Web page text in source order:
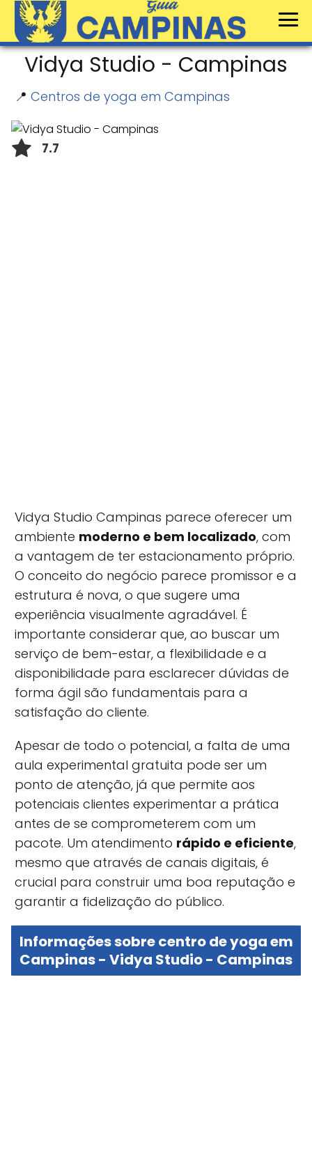
Vidya Studio - Campinas
📍 Centros de yoga em Campinas
7.7
Vidya Studio Campinas parece oferecer um
ambiente moderno e bem localizado, com
a vantagem de ter estacionamento próprio.
O conceito do negócio parece promissor e a
estrutura é nova, o que sugere uma
experiência visualmente agradável. É
importante considerar que, ao buscar um
serviço de bem-estar, a flexibilidade e a
disponibilidade para esclarecer dúvidas de
forma ágil são fundamentais para a
satisfação do cliente.
Apesar de todo o potencial, a falta de uma
aula experimental gratuita pode ser um
ponto de atenção, já que permite aos
potenciais clientes experimentar a prática
antes de se comprometerem com um
pacote. Um atendimento rápido e eficiente,
mesmo que através de canais digitais, é
crucial para construir uma boa reputação e
garantir a fidelização do público.
Informações sobre centro de yoga em
Campinas - Vidya Studio - Campinas